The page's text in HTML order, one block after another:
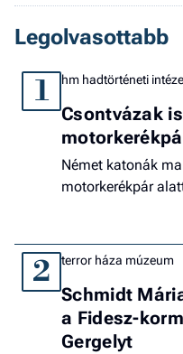
Legolvasottabb
1 hm hadtörténeti
Csontvázak
Német katonák
motorkerékpár
2 terror háza múzeum
Schmidt
a Fidesz-
Gergelyt